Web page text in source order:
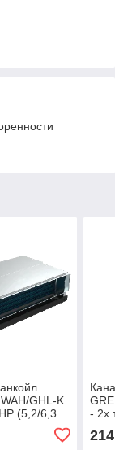
GHL-K
(5,2/6,3
- 2х